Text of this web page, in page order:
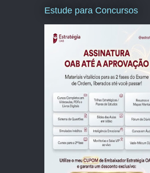
Estude para Concursos